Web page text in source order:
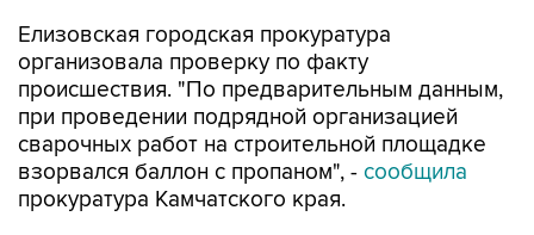
Елизовская городская прокуратура
организовала проверку по факту
происшествия. "По предварительным данным,
при проведении подрядной организацией
сварочных работ на строительной площадке
взорвался баллон с пропаном", - сообщила
прокуратура Камчатского края.